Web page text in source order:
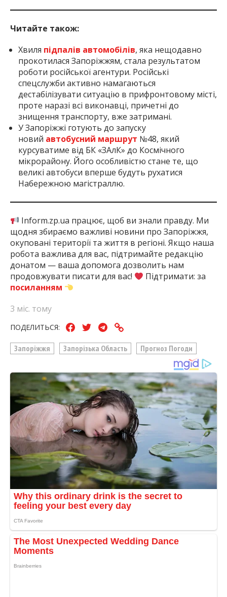
Читайте також:
Хвиля підпалів автомобілів, яка нещодавно
прокотилася Запоріжжям, стала результатом
роботи російської агентури. Російські
спецслужби активно намагаються
дестабілізувати ситуацію в прифронтовому місті,
проте наразі всі виконавці, причетні до
знищення транспорту, вже затримані.
У Запоріжжі готують до запуску
новий автобусний маршрут №48, який
курсуватиме від БК «ЗАлК» до Космічного
мікрорайону. Його особливістю стане те, що
великі автобуси вперше будуть рухатися
Набережною магістраллю.
Inform.zp.ua працює, щоб ви знали правду. Ми
щодня збираємо важливі новини про Запоріжжя,
окуповані території та життя в регіоні. Якщо наша
робота важлива для вас, підтримайте редакцію
донатом — ваша допомога дозволить нам
продовжувати писати для вас!
Підтримати: за
посиланням
3 міс. тому
ПОДЕЛИТЬСЯ:
Запоріжжя Запорізька Область Прогноз Погоди